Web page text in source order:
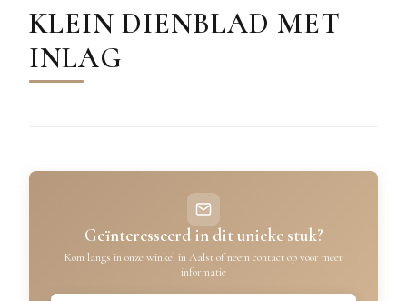
KLEIN DIENBLAD MET
INLAG
Geïnteresseerd in dit unieke stuk?
Kom langs in onze winkel in Aalst of neem contact op voor meer
informatie